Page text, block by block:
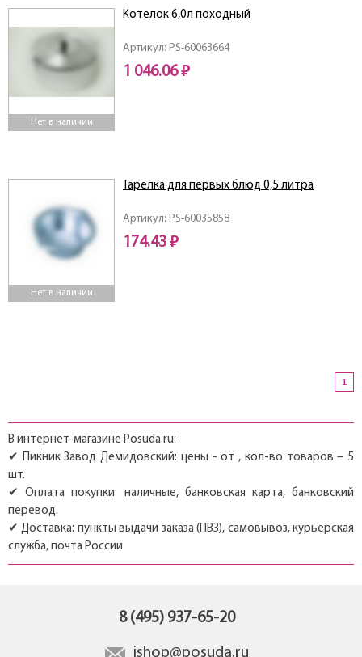
Нет в наличии
Артикул: PS-60063664
Котелок 6,0л походный
1 046.06 ₽
Нет в наличии
Артикул: PS-60035858
Тарелкa для первых блюд 0,5 литра
174.43 ₽
1
В интернет-магазине Posuda.ru:
✔ Пикник Завод Демидовский: цены - от , кол-во товаров – 5
шт.
✔ Оплата покупки: наличные, банковская карта, банковский
перевод.
✔ Доставка: пункты выдачи заказа (ПВЗ), самовывоз, курьерская
служба, почта России
8 (495) 937-65-20
ishop@posuda.ru